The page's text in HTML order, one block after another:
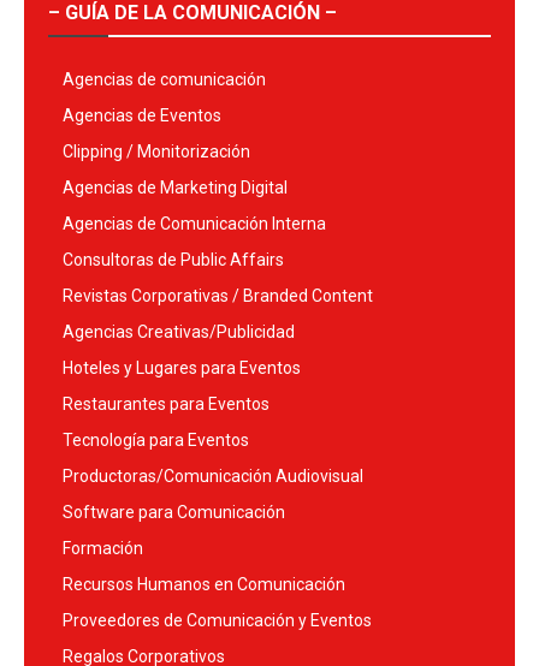
– GUÍA DE LA COMUNICACIÓN –
Agencias de comunicación
Agencias de Eventos
Clipping / Monitorización
Agencias de Marketing Digital
Agencias de Comunicación Interna
Consultoras de Public Affairs
Revistas Corporativas / Branded Content
Agencias Creativas/Publicidad
Hoteles y Lugares para Eventos
Restaurantes para Eventos
Tecnología para Eventos
Productoras/Comunicación Audiovisual
Software para Comunicación
Formación
Recursos Humanos en Comunicación
Proveedores de Comunicación y Eventos
Regalos Corporativos